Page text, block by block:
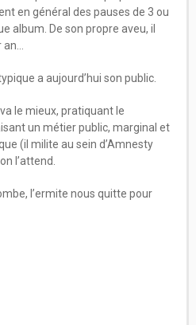
en général des pauses de 3 ou
album. De son propre aveu, il
a aujourd’hui son public.
le mieux, pratiquant le
un métier public, marginal et
(il milite au sein d’Amnesty
l’attend.
l’ermite nous quitte pour